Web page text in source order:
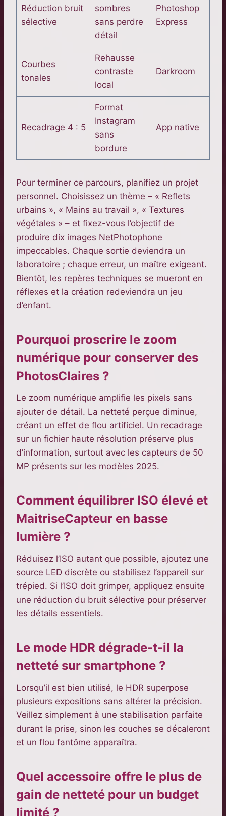
Réduction bruit
sélective
sombres
sans perdre
détail
Photoshop
Express
Courbes
tonales
Rehausse
contraste
local
Darkroom
Recadrage 4 : 5
Format
Instagram
sans
bordure
App native
Pour terminer ce parcours, planifiez un projet
personnel. Choisissez un thème – « Reflets
urbains », « Mains au travail », « Textures
végétales » – et fixez-vous l’objectif de
produire dix images NetPhotophone
impeccables. Chaque sortie deviendra un
laboratoire ; chaque erreur, un maître exigeant.
Bientôt, les repères techniques se mueront en
réflexes et la création redeviendra un jeu
d’enfant.
Pourquoi proscrire le zoom
numérique pour conserver des
PhotosClaires ?
Le zoom numérique amplifie les pixels sans
ajouter de détail. La netteté perçue diminue,
créant un effet de flou artificiel. Un recadrage
sur un fichier haute résolution préserve plus
d’information, surtout avec les capteurs de 50
MP présents sur les modèles 2025.
Comment équilibrer ISO élevé et
MaitriseCapteur en basse
lumière ?
Réduisez l’ISO autant que possible, ajoutez une
source LED discrète ou stabilisez l’appareil sur
trépied. Si l’ISO doit grimper, appliquez ensuite
une réduction du bruit sélective pour préserver
les détails essentiels.
Le mode HDR dégrade-t-il la
netteté sur smartphone ?
Lorsqu’il est bien utilisé, le HDR superpose
plusieurs expositions sans altérer la précision.
Veillez simplement à une stabilisation parfaite
durant la prise, sinon les couches se décaleront
et un flou fantôme apparaîtra.
Quel accessoire offre le plus de
gain de netteté pour un budget
limité ?